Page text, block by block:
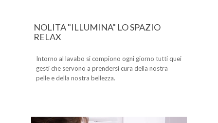
NOLITA "ILLUMINA" LO SPAZIO
RELAX
Intorno al lavabo si compiono ogni giorno tutti quei
gesti che servono a prendersi cura della nostra
pelle e della nostra bellezza.